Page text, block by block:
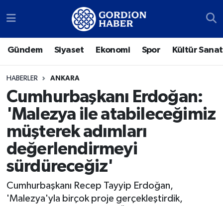
Gündem Siyaset Ekonomi Spor Kültür Sanat
HABERLER ANKARA
Cumhurbaşkanı Erdoğan:
'Malezya ile atabileceğimiz
müşterek adımları
değerlendirmeyi
sürdüreceğiz'
Cumhurbaşkanı Recep Tayyip Erdoğan,
'Malezya'yla birçok proje gerçekleştirdik,
Sosyal Medya Hesaplarımız
Siyaset
Ekonomi
Spor
Kültür Sanat
Türk Dünyası
Ankara Nöbetçi Eczaneler
Ankara Trafik Yoğunluk Haritası
Süper Lig Puan Durumu ve Fikstür
Tüm Manşetler
Son Dakika Haberleri
Haber Arşivi